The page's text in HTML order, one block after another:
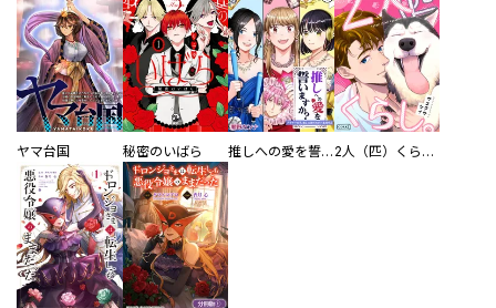
ヤマ台国 秘密のいばら 推しへの愛を誓いますか？～アラサー女子、推しは逃げぬが人生逃げる～ 2人（匹）くらし。